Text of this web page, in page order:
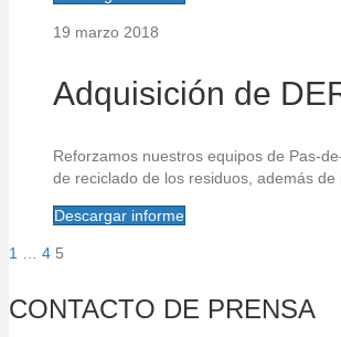
19 marzo 2018
Adquisición de
Reforzamos nuestros equipos de Pas-
de reciclado de los residuos, además
Descargar informe
Paginación
de
1 4 5
CONTACTO DE PRENSA